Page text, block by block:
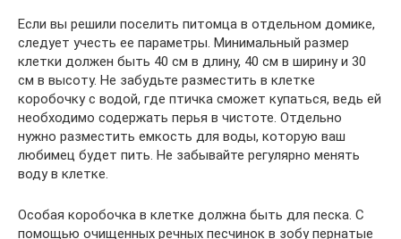
Если вы решили поселить питомца в отдельном домике,
следует учесть ее параметры. Минимальный размер
клетки должен быть 40 см в длину, 40 см в ширину и 30
см в высоту. Не забудьте разместить в клетке
коробочку с водой, где птичка сможет купаться, ведь ей
необходимо содержать перья в чистоте. Отдельно
нужно разместить емкость для воды, которую ваш
любимец будет пить. Не забывайте регулярно менять
воду в клетке.
Особая коробочка в клетке должна быть для песка. С
помощью очищенных речных песчинок в зобу пернатые